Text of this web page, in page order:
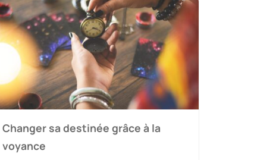
Changer sa destinée grâce à la
voyance